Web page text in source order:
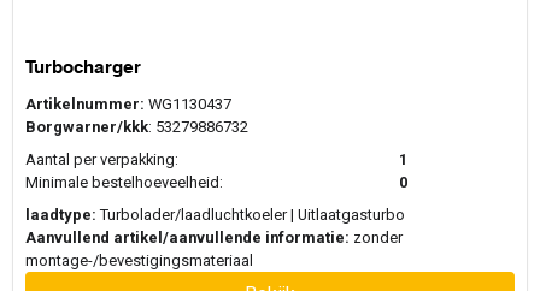
Turbocharger
Artikelnummer: WG1130437
Borgwarner/kkk: 53279886732
Aantal per verpakking:
1
Minimale bestelhoeveelheid:
0
laadtype: Turbolader/laadluchtkoeler | Uitlaatgasturbo
Aanvullend artikel/aanvullende informatie: zonder
montage-/bevestigingsmateriaal